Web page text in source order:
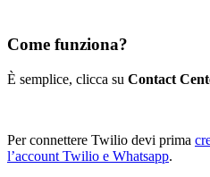
Come funziona?
È semplice, clicca su Contact
Per connettere Twilio devi prima
l’account Twilio e Whatsapp.